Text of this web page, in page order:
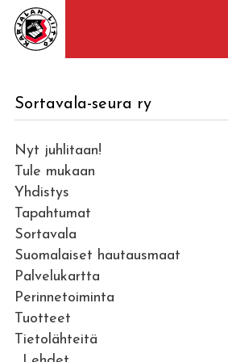
Sortavala-seura ry
Nyt juhlitaan!
Tule mukaan
Yhdistys
Tapahtumat
Sortavala
Suomalaiset hautausmaat
Palvelukartta
Perinnetoiminta
Tuotteet
Tietolähteitä